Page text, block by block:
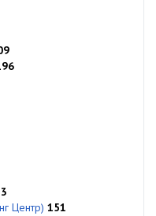
Центр) 151